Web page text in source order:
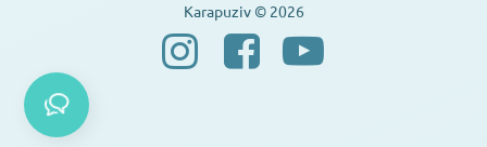
Karapuziv © 2026